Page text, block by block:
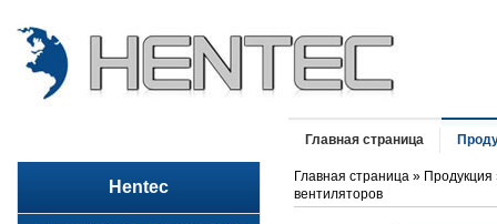
Главная страница
Hentec
Главная страница » Продукция
вентиляторов